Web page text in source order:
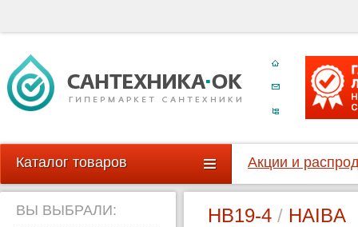
Каталог товаров Акции и
ВЫ ВЫБРАЛИ: HB19-4 / HAIBA